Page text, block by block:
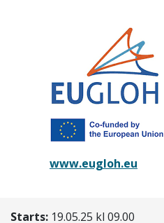
www.eugloh.eu
Starts: 19.05.25 kl 09.00